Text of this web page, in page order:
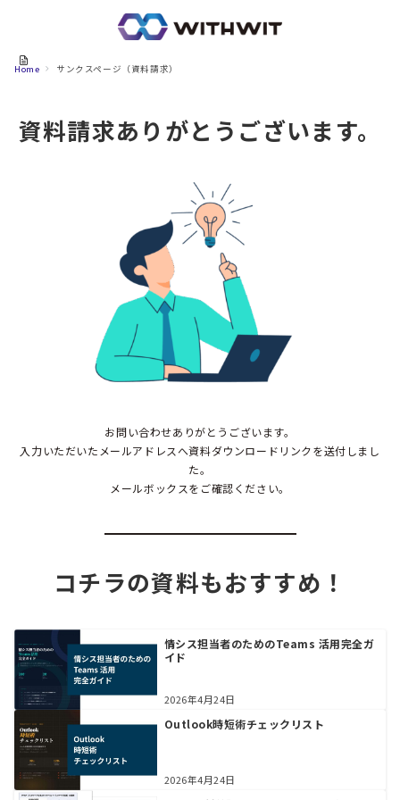
Home サンクスページ（資料請求）
資料請求ありがとうございます。
お問い合わせありがとうございます。
入力いただいたメールアドレスへ資料ダウンロードリンクを送付しまし
た。
メールボックスをご確認ください。
コチラの資料もおすすめ！
情シス担当者のためのTeams 活用完全ガ
イド
2026年4月24日
Outlook時短術チェックリスト
2026年4月24日